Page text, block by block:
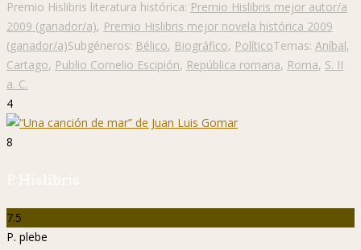
Premio Hislibris literatura histórica: Premio Hislibris mejor autor/a
2009 (ganador/a), Premio Hislibris mejor novela histórica 2009
(ganador/a)Subgéneros: Bélico, Biográfico, PolíticoTemas: Aníbal,
Cartago, Publio Cornelio Escipión, República romana, Roma, S. II
a. C.
4
8
P. Hislibris
7.5
P. plebe